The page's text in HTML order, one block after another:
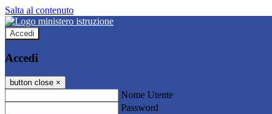
Salta al contenuto
Accedi
Accedi
button close ×
Nome Utente
Password